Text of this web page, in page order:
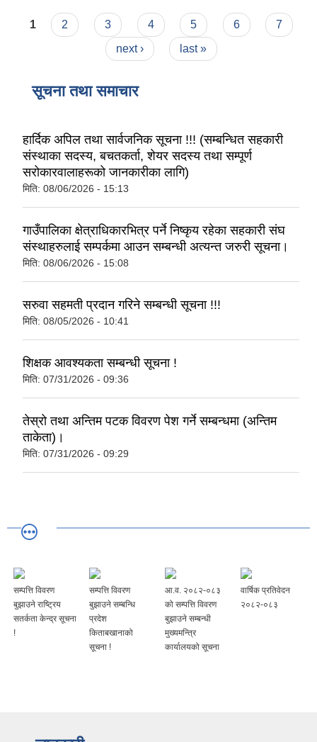
Pages
1 2 3 4 5 6
7
next ›
last »
सूचना तथा समाचार
हार्दिक अपिल तथा सार्वजनिक सूचना !!! (सम्बन्धित सहकारी
संस्थाका सदस्य, बचतकर्ता, शेयर सदस्य तथा सम्पूर्ण
सरोकारवालाहरूको जानकारीका लागि)
मिति: 08/06/2026 - 15:13
गाउँपालिका क्षेत्राधिकारभित्र पर्ने निष्कृय रहेका सहकारी संघ
संस्थाहरुलाई सम्पर्कमा आउन सम्बन्धी अत्यन्त जरुरी सूचना।
मिति: 08/06/2026 - 15:08
सरुवा सहमती प्रदान गरिने सम्बन्धी सूचना !!!
मिति: 08/05/2026 - 10:41
शिक्षक आवश्यकता सम्बन्धी सूचना !
मिति: 07/31/2026 - 09:36
तेस्रो तथा अन्तिम पटक विवरण पेश गर्ने सम्बन्धमा (अन्तिम
ताकेता)।
मिति: 07/31/2026 - 09:29
सम्पत्ति विवरण
बुझाउने राष्ट्रिय
सतर्कता केन्द्र सूचना
!
सम्पत्ति विवरण
बुझाउने सम्बन्धि
प्रदेश
किताबखानाको
सूचना !
आ.व. २०८२-०८३
को सम्पत्ति विवरण
बुझाउने सम्बन्धी
मुख्यमन्त्रि
कार्यालयको सूचना
वार्षिक प्रतिवेदन
२०८२-०८३